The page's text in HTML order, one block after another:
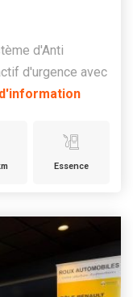
d'Anti
d'urgence avec
Essence